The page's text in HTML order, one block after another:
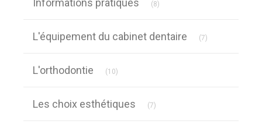
Informations pratiques (8)
L'équipement du cabinet dentaire (7)
L'orthodontie (10)
Les choix esthétiques (7)